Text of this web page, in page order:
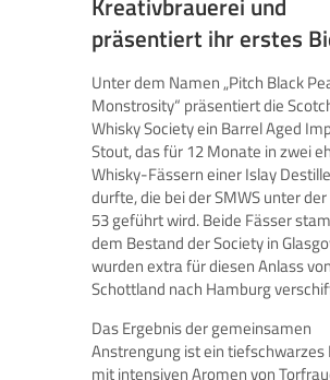
präsentiert ihr erstes
Unter dem Namen „Pitch Black
Monstrosity“ präsentiert die
Whisky Society ein Barrel Aged
Stout, das für 12 Monate in zwei
Whisky-Fässern einer Islay
durfte, die bei der SMWS unter
53 geführt wird. Beide Fässer
dem Bestand der Society in
wurden extra für diesen Anlass von
Schottland nach Hamburg
Das Ergebnis der gemeinsamen
Anstrengung ist ein tiefschwarzes
mit intensiven Aromen von